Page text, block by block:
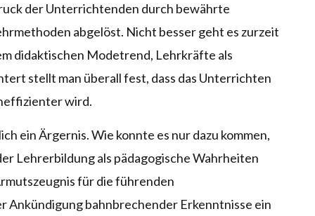
der Unterrichtenden durch bewährte
abgelöst. Nicht besser geht es zurzeit
didaktischen Modetrend, Lehrkräfte als
stellt man überall fest, dass das Unterrichten
wird.
ein Ärgernis. Wie konnte es nur dazu kommen,
Lehrerbildung als pädagogische Wahrheiten
für die führenden
Ankündigung bahnbrechender Erkenntnisse ein